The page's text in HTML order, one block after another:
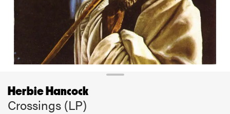
Herbie Hancock
Crossings (LP)